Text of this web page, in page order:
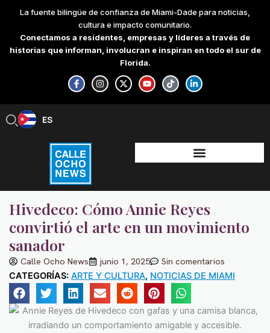
content
La fuente bilingüe de confianza de Miami-Dade para noticias,
cultura e impacto comunitario.
Conectamos a residentes, empresas y líderes a través de
historias que informan, involucran e inspiran en todo el sur de
Florida.
F
a
c
e
-
f
I
n
s
t
X
-
t
w
Y
o
u
t
T
i
k
t
L
i
n
k
-
i
n
ES
EN
Hivedeco: Cómo Annie Reyes
convirtió el arte en un movimiento
sanador
Calle Ocho News junio 1, 2025 Sin comentarios
CATEGORÍAS: ARTE Y CULTURA, NOTICIAS DE MIAMI